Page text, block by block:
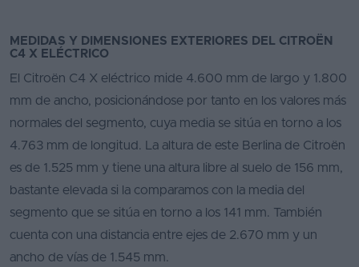
MEDIDAS Y DIMENSIONES EXTERIORES DEL CITROËN
C4 X ELÉCTRICO
El Citroën C4 X eléctrico mide 4.600 mm de largo y 1.800
mm de ancho, posicionándose por tanto en los valores más
normales del segmento, cuya media se sitúa en torno a los
4.763 mm de longitud. La altura de este Berlina de Citroën
es de 1.525 mm y tiene una altura libre al suelo de 156 mm,
bastante elevada si la comparamos con la media del
segmento que se sitúa en torno a los 141 mm. También
cuenta con una distancia entre ejes de 2.670 mm y un
ancho de vías de 1.545 mm.